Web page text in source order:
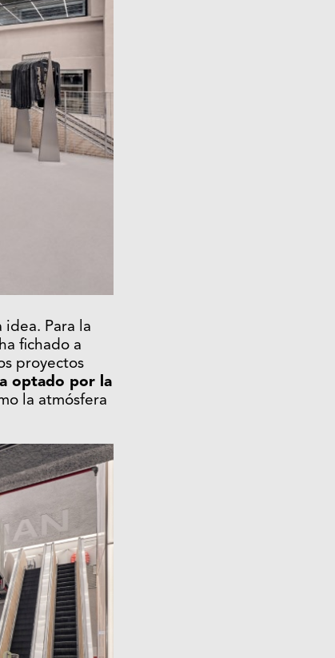
idea. Para la
fichado a
proyectos
optado por la
la atmósfera